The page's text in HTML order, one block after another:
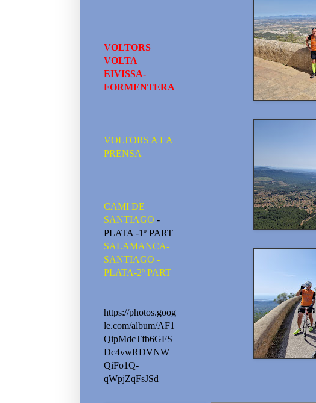
VOLTORS
VOLTA
EIVISSA-
FORMENTERA
VOLTORS A LA
PRENSA
CAMI DE
SANTIAGO -
PLATA -1º PART
SALAMANCA-
SANTIAGO -
PLATA-2º PART
https://photos.goog
le.com/album/AF1
QipMdcTfb6GFS
Dc4vwRDVNW
QiFo1Q-
qWpjZqFsJSd